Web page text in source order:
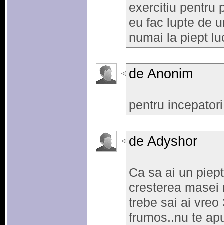
exercitiu pentru
eu fac lupte de
numai la piept
de Anonim
pentru
de Adyshor
Ca sa ai un
cresterea
trebe sai ai vreo
frumos..nu te